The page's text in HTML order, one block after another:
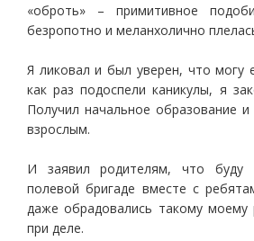
«оброть» – примитивное
безропотно и меланхолично
Я ликовал и был уверен, что могу
как раз подоспели каникулы, я
Получил начальное образование
взрослым.
И заявил родителям, что буду
полевой бригаде вместе с
даже обрадовались такому моему
при деле.